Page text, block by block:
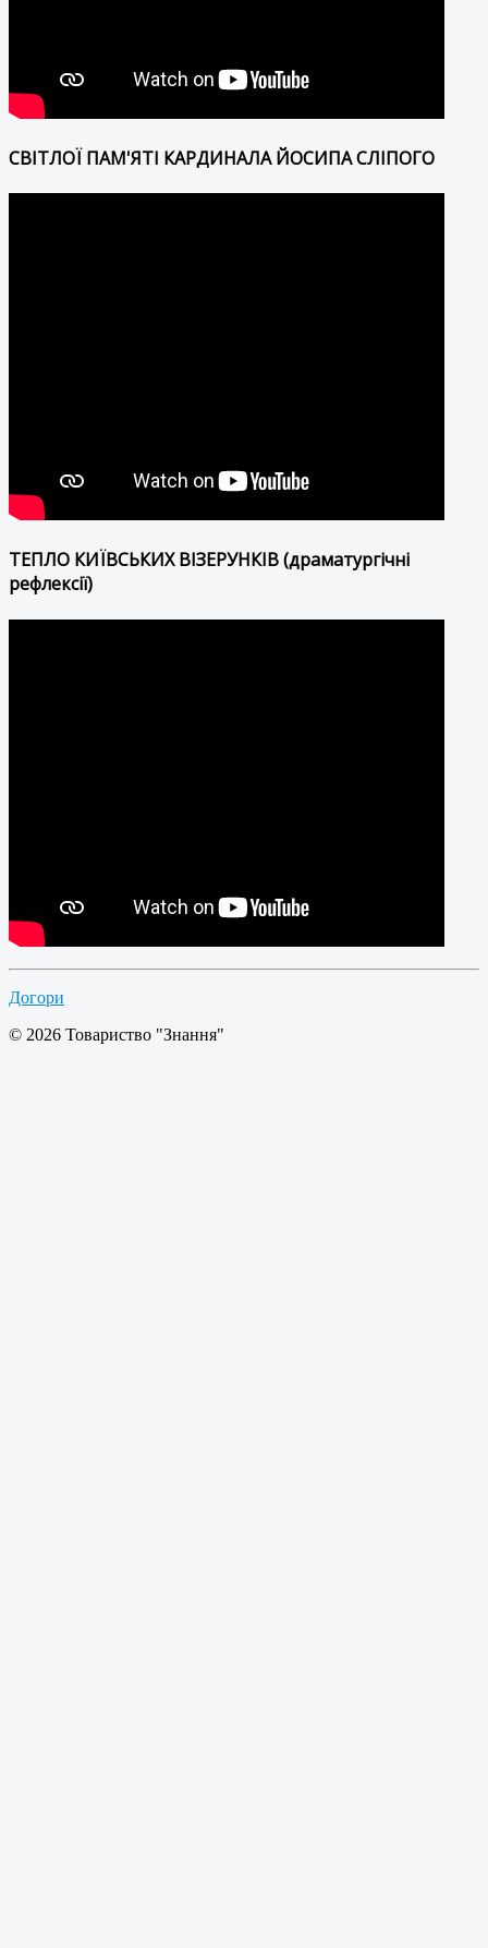
СВІТЛОЇ ПАМ'ЯТІ КАРДИНАЛА ЙОСИПА СЛІПОГО
ТЕПЛО КИЇВСЬКИХ ВІЗЕРУНКІВ (драматургічні
рефлексії)
Догори
© 2026 Товариство "Знання"